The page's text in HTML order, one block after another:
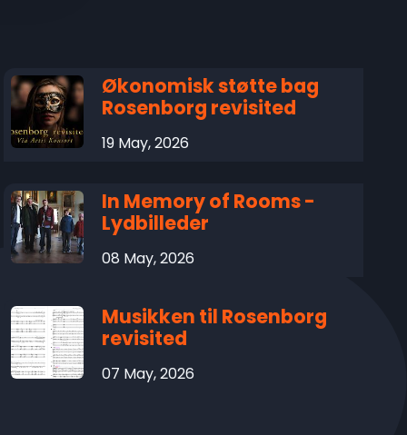
Økonomisk støtte bag
Rosenborg revisited
19 May, 2026
In Memory of Rooms -
Lydbilleder
08 May, 2026
Musikken til Rosenborg
revisited
07 May, 2026